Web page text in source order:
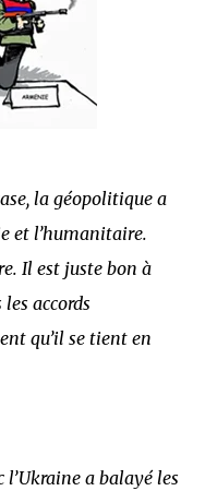
la géopolitique a
et l’humanitaire.
Il est juste bon à
accords
qu’il se tient en
a balayé les